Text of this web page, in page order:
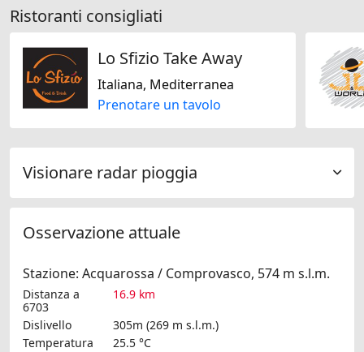
Ristoranti consigliati
Lo Sfizio Take Away
Italiana, Mediterranea
Prenotare un tavolo
Visionare radar pioggia
Osservazione attuale
Stazione: Acquarossa / Comprovasco, 574 m s.l.m.
Distanza a
6703
16.9 km
Dislivello
305m (269 m s.l.m.)
Temperatura
25.5 °C